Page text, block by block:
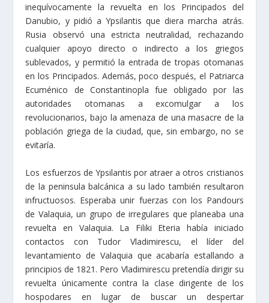
inequívocamente la revuelta en los Principados del
Danubio, y pidió a Ypsilantis que diera marcha atrás.
Rusia observó una estricta neutralidad, rechazando
cualquier apoyo directo o indirecto a los griegos
sublevados, y permitió la entrada de tropas otomanas
en los Principados. Además, poco después, el Patriarca
Ecuménico de Constantinopla fue obligado por las
autoridades otomanas a excomulgar a los
revolucionarios, bajo la amenaza de una masacre de la
población griega de la ciudad, que, sin embargo, no se
evitaría.
Los esfuerzos de Ypsilantis por atraer a otros cristianos
de la peninsula balcánica a su lado también resultaron
infructuosos. Esperaba unir fuerzas con los Pandours
de Valaquia, un grupo de irregulares que planeaba una
revuelta en Valaquia. La Filiki Eteria había iniciado
contactos con Tudor Vladimirescu, el líder del
levantamiento de Valaquia que acabaría estallando a
principios de 1821. Pero Vladimirescu pretendía dirigir su
revuelta únicamente contra la clase dirigente de los
hospodares en lugar de buscar un despertar